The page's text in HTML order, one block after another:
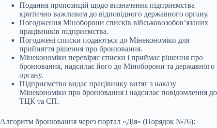
Подання пропозицій щодо визначення підприємства
критично важливим до відповідного державного органу.
Погодження Міноборони списків військовозобов’язаних
працівників підприємства.
Погоджені списки подаються до Мінекономіки для
прийняття рішення про бронювання.
Мінекономіки перевіряє списки і приймає рішення про
бронювання, надсилає його до Міноборони та державного
органу.
Підприємство видає працівнику витяг з наказу
Мінекономіки про бронювання і надсилає повідомлення до
ТЦК та СП.
Алгоритм бронювання через портал «Дія» (Порядок №76):